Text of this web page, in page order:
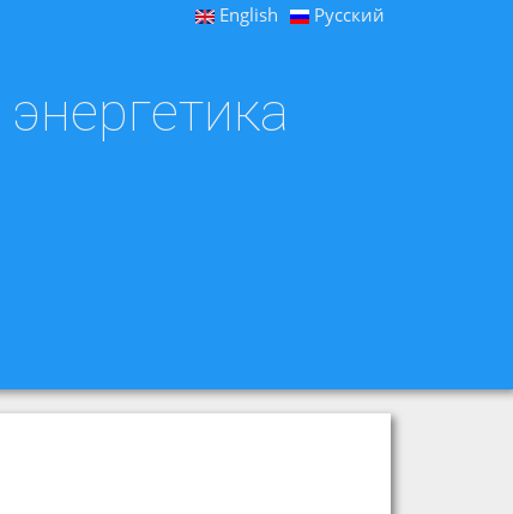
English Русский